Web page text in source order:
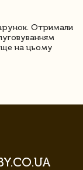
Отримали
ще на цьому